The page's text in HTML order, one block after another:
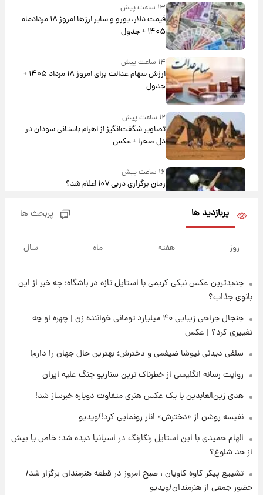
۱۳ ساعت پیش
قیمت دلار، یورو و سایر ارزها امروز ۱۸ مردادماه
۱۴۰۵ + جدول
۱۴ ساعت پیش
ارزش سهام عدالت برای امروز ۱۸ مرداد ۱۴۰۵ +
جدول
۱۲ ساعت پیش
تصاویر شگفت‌انگیز از اهرام باستانی سودان در
دل صحرا + عکس
۱۶ ساعت پیش
زمان برگزاری دربی ۱۰۷ اعلام شد؟
جزئیات
۱۷ ساعت پیش
آتش‌سوزی در لوناپارک شیراز؛ آخرین وضعیت
خزندگان خطرناک پس از حادثه
۲۲ ساعت پیش
خواستگار ۵۰ساله شاهدخت لئونور بازداشت شد
پدر+عکس و فیلم
پربازدید ها پربحث ها
روز هفته ماه سال
جدیدترین عکس نیکی کریمی با استایل تازه در باشگاه؛ چه خبر از این
بانوی جذاب؟
جنجال جراحی زیبایی ۴۰ میلیارد تومانی خواننده زن | چهره او چه
تغییری کرد؟ | عکس
سلفی دیدنی نیوشا ضیغمی و دخترش؛ بهترین حال جهان را دارم!
روایت رسانه انگلیسی از خطرناک ترین سناریو جنگ علیه ایران
هدی زین‌العابدین با یک عکس هنری متفاوت دوباره خبرساز شد!
نفیسه روشن از «دخترش» انار رونمایی کرد!/ویدیو
الهام حمیدی با این استایل رنگارنگ در اسپانیا دیده شد؛ خاص یا بیش
از حد شلوغ؟
تشییع پیکر کاوه کاویان ، صبح امروز در قطعه هنرمندان برگزار شد/
حضور جمعی از هنرمندان/ویدیو